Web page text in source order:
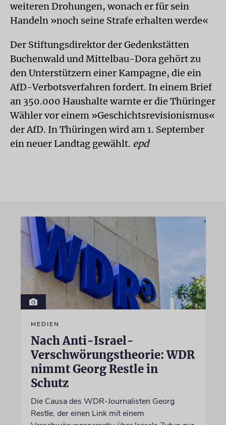
weiteren Drohungen, wonach er für sein
Handeln »noch seine Strafe erhalten werde«
Der Stiftungsdirektor der Gedenkstätten
Buchenwald und Mittelbau-Dora gehört zu
den Unterstützern einer Kampagne, die ein
AfD-Verbotsverfahren fordert. In einem Brief
an 350.000 Haushalte warnte er die Thüringer
Wähler vor einem »Geschichtsrevisionismus«
der AfD. In Thüringen wird am 1. September
ein neuer Landtag gewählt. epd
MEDIEN
Nach Anti-Israel-
Verschwörungstheorie: WDR
nimmt Georg Restle in
Schutz
Die Causa des WDR-Journalisten Georg
Restle, der einen Link mit einem